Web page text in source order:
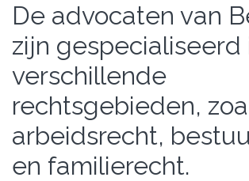
De advocaten van
zijn gespecialiseerd
verschillende
rechtsgebieden,
arbeidsrecht,
en familierecht.